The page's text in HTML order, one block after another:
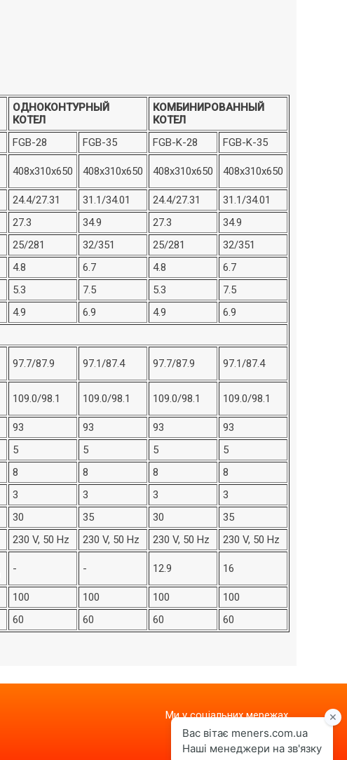
ОДНОКОНТУРНЫЙ
КОТЕЛ
КОМБИНИРОВАННЫЙ
КОТЕЛ
FGB-28 FGB-35 FGB-K-28
FGB-K-35
408x310x650 408x310x650 408x310x650 408x310x650
24.4/27.31 31.1/34.01 24.4/27.31
31.1/34.01
27.3 34.9 27.3
34.9
25/281 32/351 25/281
32/351
4.8 6.7 4.8
6.7
5.3 7.5 5.3
7.5
4.9 6.9 4.9
6.9
97.7/87.9 97.1/87.4 97.7/87.9 97.1/87.4
109.0/98.1 109.0/98.1 109.0/98.1 109.0/98.1
93 93 93
93
5 5 5
5
8 8 8
8
3 3 3
3
30 35 30
35
230 V, 50 Hz 230 V, 50 Hz 230 V, 50 Hz 230 V, 50 Hz
- - 12.9 16
100 100 100
100
60 60 60 60
Ми у соціальних мережах